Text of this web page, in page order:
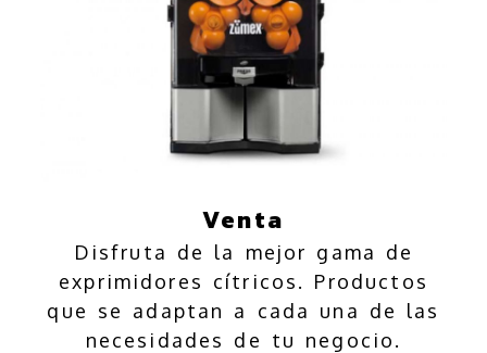
Venta
Disfruta de la mejor gama de
exprimidores cítricos. Productos
que se adaptan a cada una de las
necesidades de tu negocio.